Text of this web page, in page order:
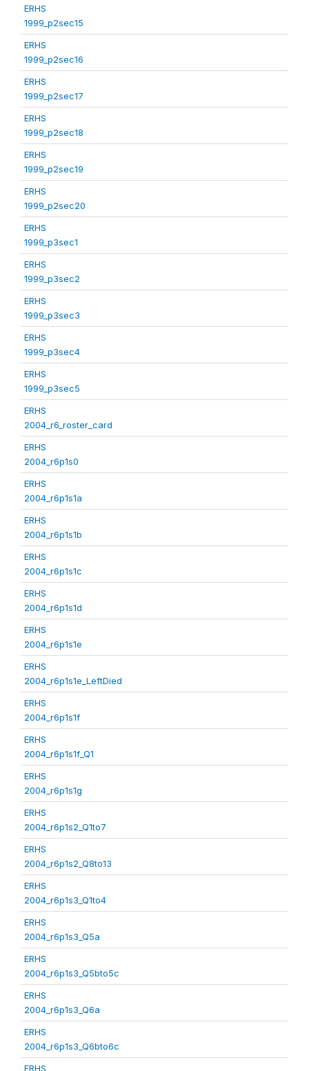
ERHS
1999_p2sec15
ERHS
1999_p2sec16
ERHS
1999_p2sec17
ERHS
1999_p2sec18
ERHS
1999_p2sec19
ERHS
1999_p2sec20
ERHS
1999_p3sec1
ERHS
1999_p3sec2
ERHS
1999_p3sec3
ERHS
1999_p3sec4
ERHS
1999_p3sec5
ERHS
2004_r6_roster_card
ERHS
2004_r6p1s0
ERHS
2004_r6p1s1a
ERHS
2004_r6p1s1b
ERHS
2004_r6p1s1c
ERHS
2004_r6p1s1d
ERHS
2004_r6p1s1e
ERHS
2004_r6p1s1e_LeftDied
ERHS
2004_r6p1s1f
ERHS
2004_r6p1s1f_Q1
ERHS
2004_r6p1s1g
ERHS
2004_r6p1s2_Q1to7
ERHS
2004_r6p1s2_Q8to13
ERHS
2004_r6p1s3_Q1to4
ERHS
2004_r6p1s3_Q5a
ERHS
2004_r6p1s3_Q5bto5c
ERHS
2004_r6p1s3_Q6a
ERHS
2004_r6p1s3_Q6bto6c
ERHS